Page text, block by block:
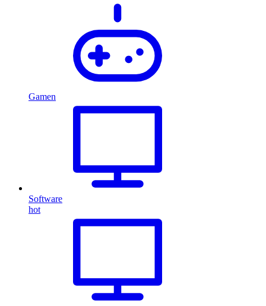
Gamen
Software
hot